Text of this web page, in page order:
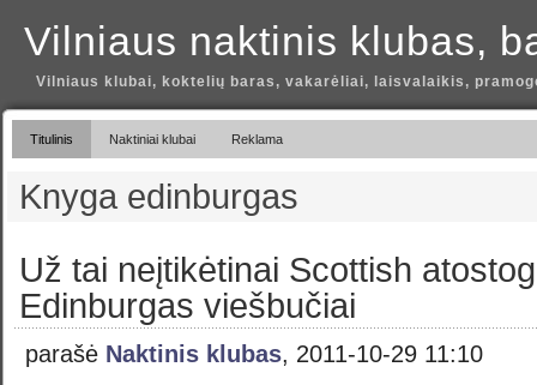
Vilniaus naktinis klubas,
Vilniaus klubai, koktelių baras, vakarėliai, laisvalaikis,
Titulinis Naktiniai klubai Reklama
Knyga edinburgas
Už tai neįtikėtinai Scottish
Edinburgas viešbučiai
parašė Naktinis klubas, 2011-10-29 11:10